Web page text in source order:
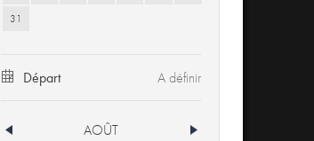
31
Départ
AOÛT